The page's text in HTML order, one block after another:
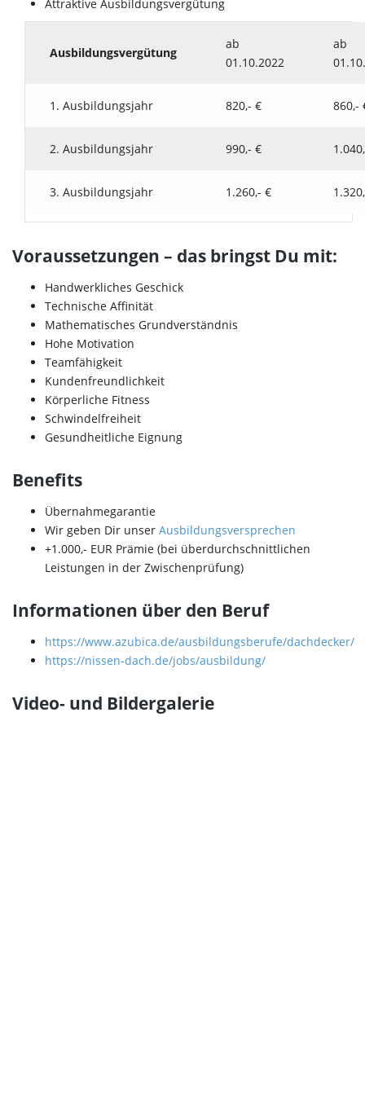
Attraktive Ausbildungsvergütung
Ausbildungsvergütung
ab
01.10.2022
ab
1. Ausbildungsjahr 820,- € 860,-
2. Ausbildungsjahr 990,- €
3. Ausbildungsjahr 1.260,- €
Voraussetzungen – das bringst Du mit:
Handwerkliches Geschick
Technische Affinität
Mathematisches Grundverständnis
Hohe Motivation
Teamfähigkeit
Kundenfreundlichkeit
Körperliche Fitness
Schwindelfreiheit
Gesundheitliche Eignung
Benefits
Übernahmegarantie
Wir geben Dir unser Ausbildungsversprechen
+1.000,- EUR Prämie (bei überdurchschnittlichen
Leistungen in der Zwischenprüfung)
Informationen über den Beruf
https://www.azubica.de/ausbildungsberufe/dachdecker/
https://nissen-dach.de/jobs/ausbildung/
Video- und Bildergalerie